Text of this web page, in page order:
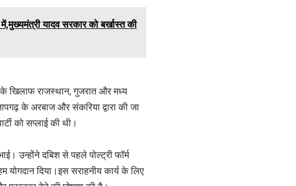
यादव सरकार को बर्खास्त की
खिलाफ राजस्थान, गुजरात और मध्य
के अरबाज और संकरिया द्वारा की जा
को सप्लाई की थी।
उन्होंने दबिश से पहले पोल्ट्री फॉर्म
दिया।इस सराहनीय कार्य के लिए